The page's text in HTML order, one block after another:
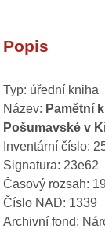
Popis
Typ: úřední kniha
Název: Pamětní
Pošumavské v
Inventární číslo:
Signatura: 23e62
Časový rozsah:
Číslo NAD: 1339
Archivní fond: